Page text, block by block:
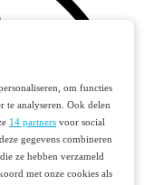
om functies
te analyseren. Ook delen
14 partners voor social
gegevens combineren
ze hebben verzameld
met onze cookies als